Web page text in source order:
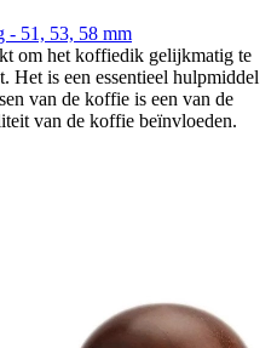
- 51, 53, 58 mm
om het koffiedik gelijkmatig te
Het is een essentieel hulpmiddel
van de koffie is een van de
van de koffie beïnvloeden.